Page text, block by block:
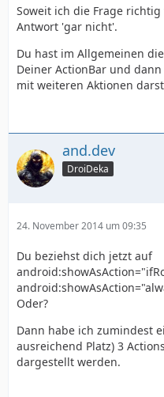
Soweit ich die Frage
Antwort 'gar nicht'.
Du hast im Allgemeinen
Deiner ActionBar und
mit weiteren Aktionen
and.dev
DroiDeka
24. November 2014 um 09:35
Du beziehst dich jetzt auf
Oder?
Dann habe ich zumindest
ausreichend Platz) 3
dargestellt werden.